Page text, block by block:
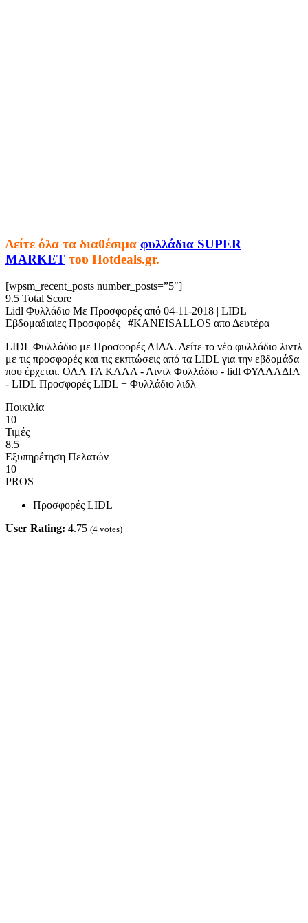
Δείτε όλα τα διαθέσιμα φυλλάδια SUPER
MARKET του Hotdeals.gr.
[wpsm_recent_posts number_posts=”5″]
9.5 Total Score
Lidl Φυλλάδιο Με Προσφορές από 04-11-2018 | LIDL
Εβδομαδιαίες Προσφορές | #KANEISALLOS απο Δευτέρα
LIDL Φυλλάδιο με Προσφορές ΛΙΔΛ. Δείτε το νέο φυλλάδιο λιντλ
με τις προσφορές και τις εκπτώσεις από τα LIDL για την εβδομάδα
που έρχεται. ΟΛΑ ΤΑ ΚΑΛΑ - Λιντλ Φυλλάδιο - lidl ΦΥΛΛΑΔΙΑ
- LIDL Προσφορές LIDL + Φυλλάδιο λιδλ
Ποικιλία
10
Τιμές
8.5
Εξυπηρέτηση Πελατών
10
PROS
Προσφορές LIDL
User Rating: 4.75 (4 votes)